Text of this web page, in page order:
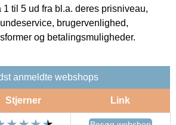
1 til 5 ud fra bl.a. deres prisniveau,
brugervenlighed,
og betalingsmuligheder.
anmeldte webshops
Stjerner Link